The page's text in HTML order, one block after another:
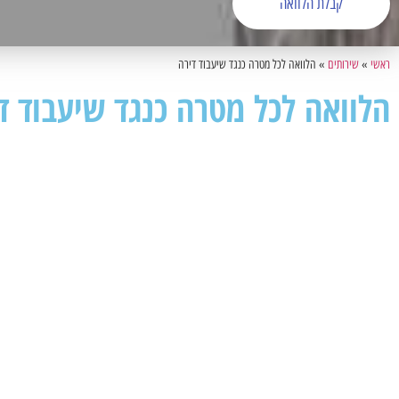
ראשי »שירותים » הלוואה לכל מטרה כנגד שיעבוד דירה
הלוואה לכל מטרה כנגד שיעבוד